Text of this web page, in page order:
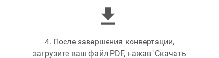
4. После завершения конвертации,
загрузите ваш файл PDF, нажав 'Скачать